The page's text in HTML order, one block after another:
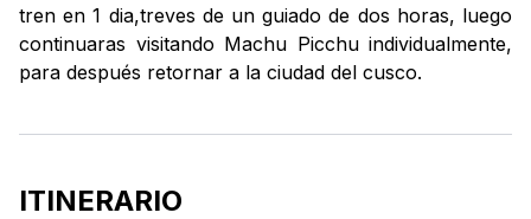
tren en 1 dia,treves de un guiado de dos horas, luego
continuaras visitando Machu Picchu individualmente,
para después retornar a la ciudad del cusco.
ITINERARIO